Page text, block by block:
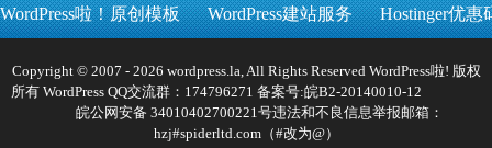
WordPress啦！原创模板 WordPress建站服务 Hostinger优惠
Copyright © 2007 - 2026 wordpress.la, All Rights Reserved WordPress啦! 版权
所有 WordPress QQ交流群：174796271 备案号:皖B2-20140010-12
皖公网安备 34010402700221号违法和不良信息举报邮箱：
hzj#spiderltd.com（#改为@）